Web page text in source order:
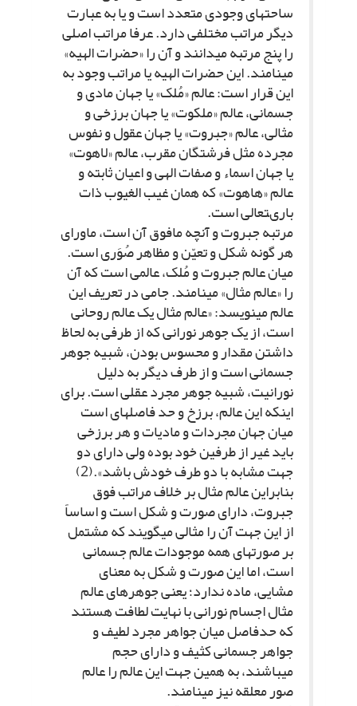
ساحت‏هاى وجودى متعدد است و یا به عبارت
دیگر مراتب مختلفى دارد. عرفا مراتب اصلى
را پنج مرتبه مى‏دانند و آن را «حضرات الهیه»
مى‏نامند. این حضرات الهیه یا مراتب وجود به
این قرار است: عالم «مُلک» یا جهان مادى و
جسمانى، عالم «ملکوت» یا جهان برزخى و
مثالى، عالم «جبروت» یا جهان عقول و نفوس
مجرده مثل فرشتگان مقرب، عالم «لاهوت»
یا جهان اسماء و صفات الهى و اعیان ثابته و
عالم «هاهوت» که همان غیب الغیوب ذات
بارى‏تعالى است.
مرتبه جبروت و آنچه مافوق آن است، ماوراى
هر گونه شکل و تعیّن و مظاهر صُوَرى است.
میان عالم جبروت و مُلک، عالمى است که آن
را «عالم مثال» مى‏نامند. جامى در تعریف این
عالم مى‏نویسد: «عالم مثال یک عالم روحانى
است، از یک جوهر نورانى که از طرفى به لحاظ
داشتن مقدار و محسوس بودن، شبیه جوهر
جسمانى است و از طرف دیگر به دلیل
نورانیت، شبیه جوهر مجرد عقلى است. براى
اینکه این عالم، برزخ و حد فاصله‏اى است
میان جهان مجردات و مادیات و هر برزخى
باید غیر از طرفین خود بوده ولى داراى دو
جهت مشابه با دو طرف خودش باشد».(2)
بنابراین عالم مثال بر خلاف مراتب فوق
جبروت، داراى صورت و شکل است و اساساً
از این جهت آن را مثالى مى‏گویند که مشتمل
بر صورت‏هاى همه موجودات عالم جسمانى
است، اما این صورت و شکل به معناى
مشایى، ماده ندارد؛ یعنى جوهرهاى عالم
مثال اجسام نورانى با نهایت لطافت هستند
که حدفاصل میان جواهر مجرد لطیف و
جواهر جسمانى کثیف و داراى حجم
مى‏باشند، به همین جهت این عالم را عالم
صور معلقه نیز مى‏نامند.